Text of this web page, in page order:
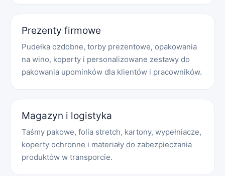
Prezenty firmowe
Pudełka ozdobne, torby prezentowe, opakowania
na wino, koperty i personalizowane zestawy do
pakowania upominków dla klientów i pracowników.
Magazyn i logistyka
Taśmy pakowe, folia stretch, kartony, wypełniacze,
koperty ochronne i materiały do zabezpieczania
produktów w transporcie.